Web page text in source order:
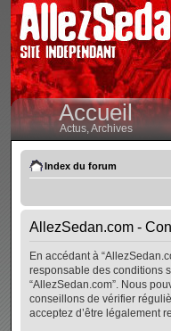
Accueil
Actus,Archives
Index du forum
AllezSedan.com -
En accédant à
responsable des conditions
“AllezSedan.com”. Nous
conseillons de vérifier
acceptez d’être légalement